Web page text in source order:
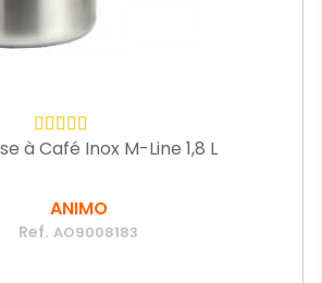
à Café Inox M-Line 1,8 L
ANIMO
Ref. AO9008183